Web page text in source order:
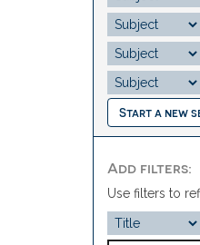
Start a new
Add filters:
Use filters to